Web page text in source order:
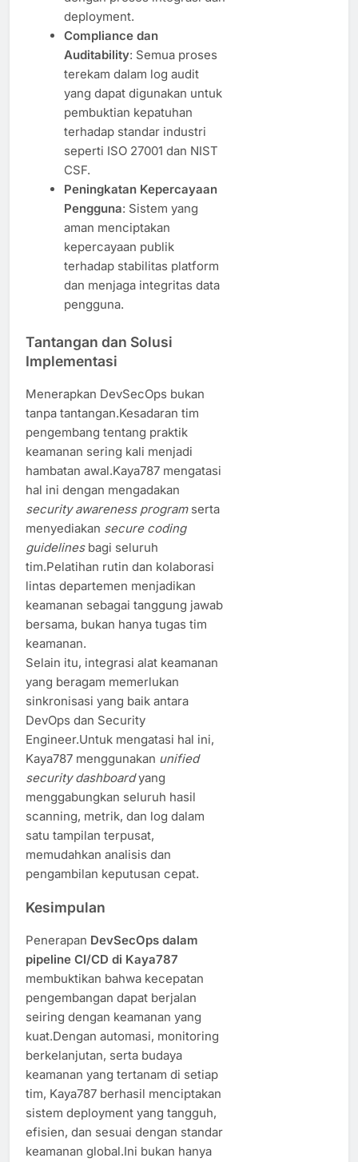
deployment.
Compliance dan
Auditability: Semua proses
terekam dalam log audit
yang dapat digunakan untuk
pembuktian kepatuhan
terhadap standar industri
seperti ISO 27001 dan NIST
CSF.
Peningkatan Kepercayaan
Pengguna: Sistem yang
aman menciptakan
kepercayaan publik
terhadap stabilitas platform
dan menjaga integritas data
pengguna.
Tantangan dan Solusi
Implementasi
Menerapkan DevSecOps bukan
tanpa tantangan.Kesadaran tim
pengembang tentang praktik
keamanan sering kali menjadi
hambatan awal.Kaya787 mengatasi
hal ini dengan mengadakan
security awareness programserta
menyediakan secure coding
guidelinesbagi seluruh
tim.Pelatihan rutin dan kolaborasi
lintas departemen menjadikan
keamanan sebagai tanggung jawab
bersama, bukan hanya tugas tim
keamanan.
Selain itu, integrasi alat keamanan
yang beragam memerlukan
sinkronisasi yang baik antara
DevOps dan Security
Engineer.Untuk mengatasi hal ini,
Kaya787 menggunakan unified
security dashboardyang
menggabungkan seluruh hasil
scanning, metrik, dan log dalam
satu tampilan terpusat,
memudahkan analisis dan
pengambilan keputusan cepat.
Kesimpulan
Penerapan DevSecOps dalam
pipeline CI/CD di Kaya787
membuktikan bahwa kecepatan
pengembangan dapat berjalan
seiring dengan keamanan yang
kuat.Dengan automasi, monitoring
berkelanjutan, serta budaya
keamanan yang tertanam di setiap
tim, Kaya787 berhasil menciptakan
sistem deployment yang tangguh,
efisien, dan sesuai dengan standar
keamanan global.Ini bukan hanya